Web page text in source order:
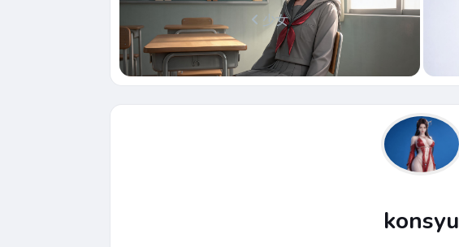
少女
konsyu